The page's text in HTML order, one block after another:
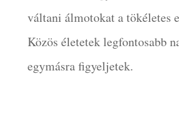
váltani álmotokat a tökéletes
Közös életetek legfontosabb
egymásra figyeljetek.